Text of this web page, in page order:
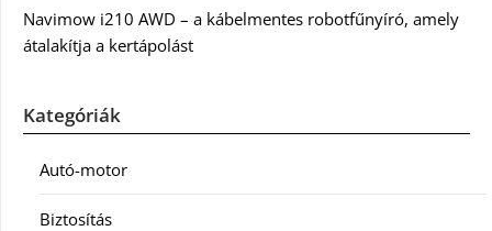
Navimow i210 AWD – a kábelmentes robotfűnyíró, amely
átalakítja a kertápolást
Kategóriák
Autó-motor
Biztosítás